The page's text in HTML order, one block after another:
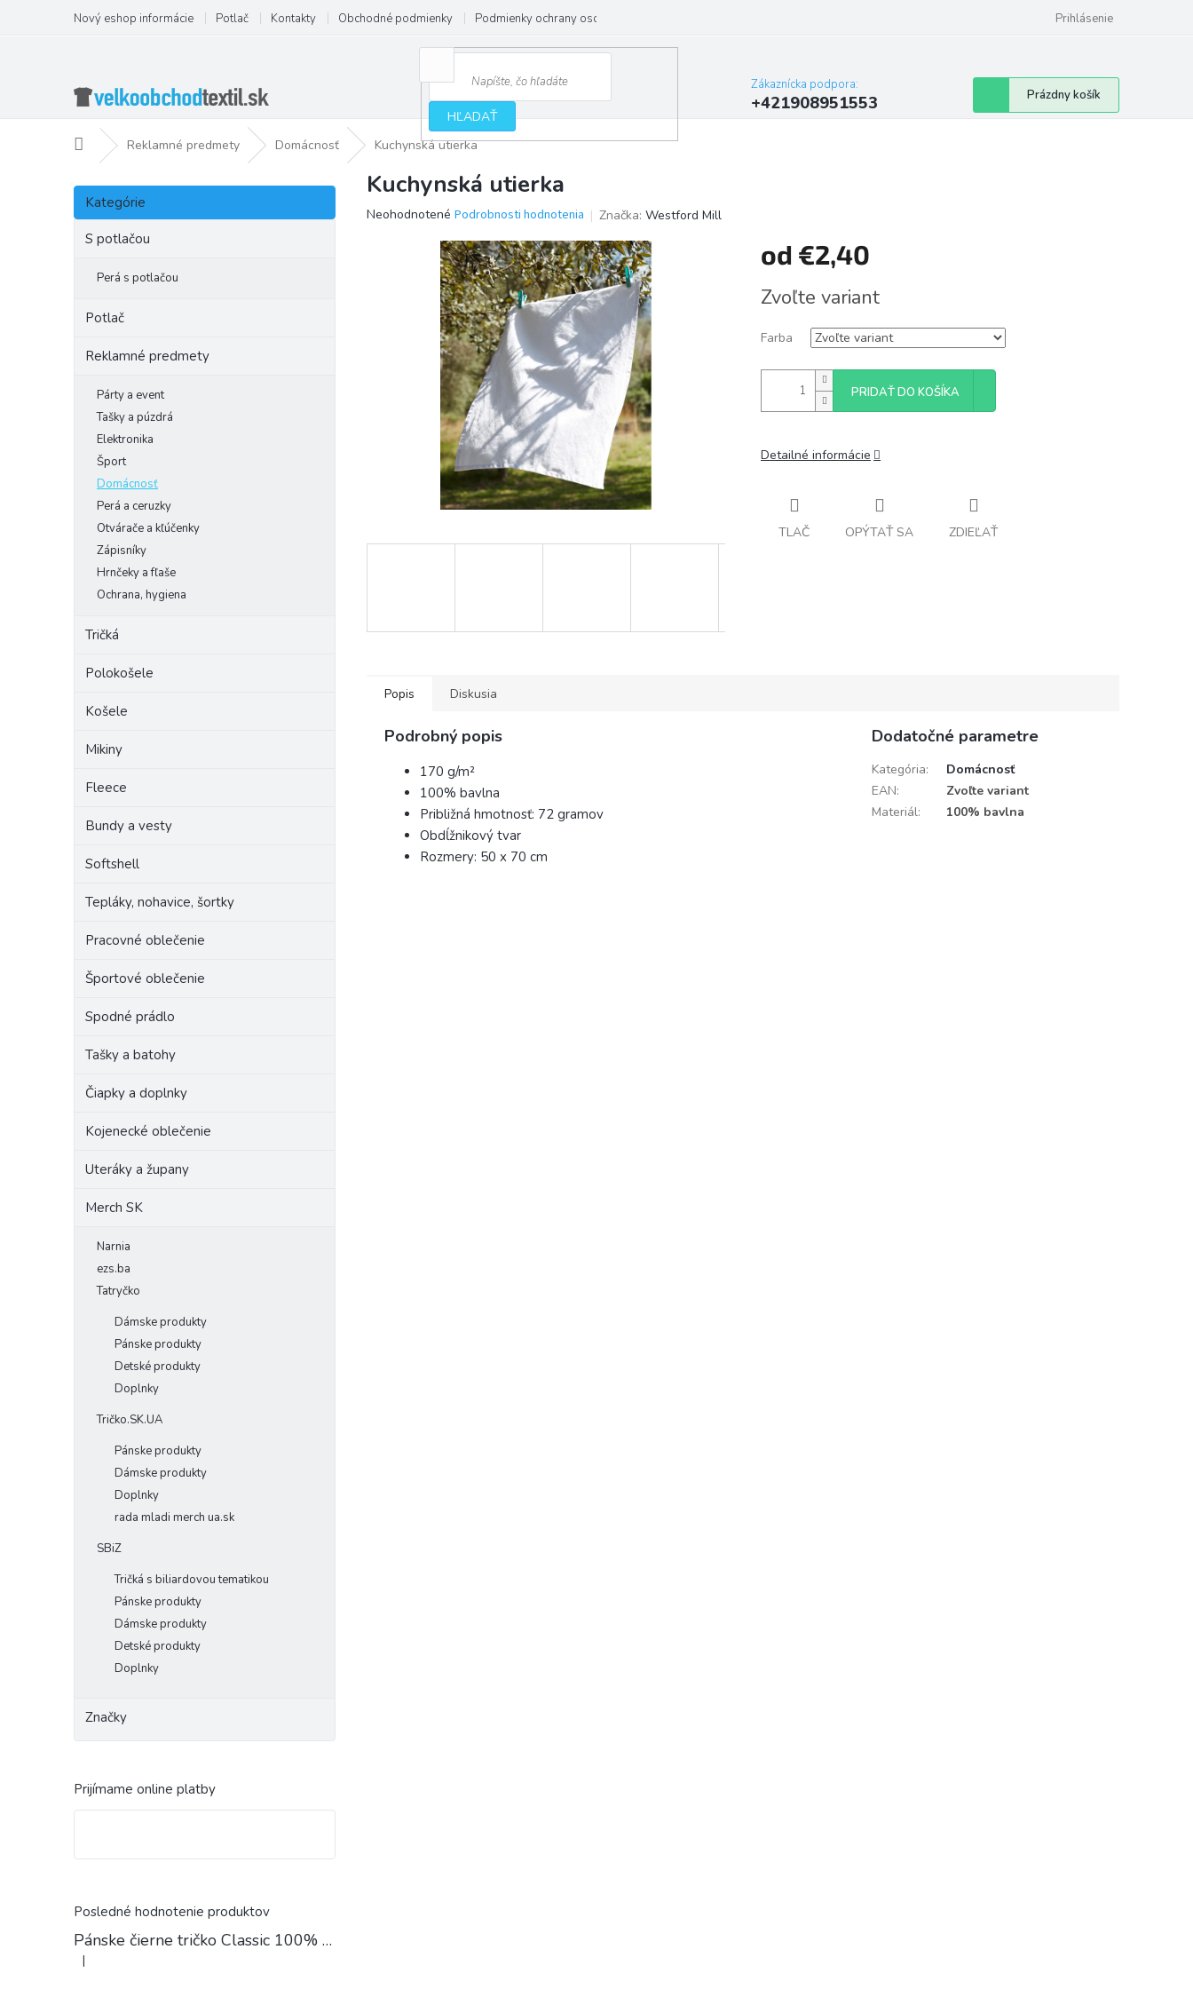
obsah
Nový eshop informácie Potlač Kontakty Obchodné podmienky Podmienky ochrany osobných údajov Prihlásenie
HĽADAŤ
Zákaznícka podpora:
+421908951553
Nákupný
košík
Prázdny košík
DomovReklamné predmety Domácnosť Kuchynská utierka
B
č
Preskočiť
kategórie
Kategórie
S potlačou
Perá s potlačou
Potlač
Reklamné predmety
Párty a event
Tašky a púzdrá
Elektronika
Šport
Domácnosť
Perá a ceruzky
Otvárače a kľúčenky
Zápisníky
Hrnčeky a fľaše
Ochrana, hygiena
Tričká
Polokošele
Košele
Mikiny
Fleece
Bundy a vesty
Softshell
Tepláky, nohavice, šortky
Pracovné oblečenie
Športové oblečenie
Spodné prádlo
Tašky a batohy
Čiapky a doplnky
Kojenecké oblečenie
Uteráky a župany
Merch SK
Narnia
ezs.ba
Tatryčko
Dámske produkty
Pánske produkty
Detské produkty
Doplnky
Tričko.SK.UA
Pánske produkty
Dámske produkty
Doplnky
rada mladi merch ua.sk
SBiZ
Tričká s biliardovou tematikou
Pánske produkty
Dámske produkty
Detské produkty
Doplnky
Značky
Prijímame online platby
Posledné hodnotenie produktov
Pánske čierne tričko Classic 100% Bavlna
Hodnotenie produktu je 4 z 5 hviezdičiek.
|
Kuchynská utierka
Priemerné
Neohodnotené Podrobnosti hodnotenia Značka: Westford Mill
od €2,40
cena:
Zvoľte variant
Farba
PRIDAŤ DO KOŠÍKA
Detailné informácie
TLAČ OPÝTAŤ SA ZDIEĽAŤ
Popis Diskusia
Podrobný popis
170 g/m²
100% bavlna
Približná hmotnosť: 72 gramov
Obdĺžnikový tvar
Rozmery: 50 x 70 cm
Dodatočné parametre
Kategória:
Domácnosť
EAN:
Zvoľte variant
Materiál: 100% bavlna